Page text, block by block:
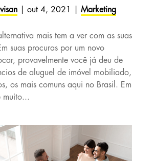
| out 4, 2021
Marketing
mais tem a ver com as suas
suas procuras por um novo
provavelmente você já deu de
de aluguel de imóvel mobiliado,
os mais comuns aqui no Brasil. Em
muito...